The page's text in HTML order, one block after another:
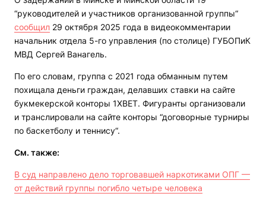
“руководителей и участников организованной группы“
сообщил 29 октября 2025 года в видеокомментарии
начальник отдела 5-го управления (по столице) ГУБОПиК
МВД Сергей Ванагель.
По его словам, группа с 2021 года обманным путем
похищала деньги граждан, делавших ставки на сайте
букмекерской конторы 1XBET. Фигуранты организовали
и транслировали на сайте конторы “договорные турниры
по баскетболу и теннису“.
См. также:
В суд направлено дело торговавшей наркотиками ОПГ —
от действий группы погибло четыре человека